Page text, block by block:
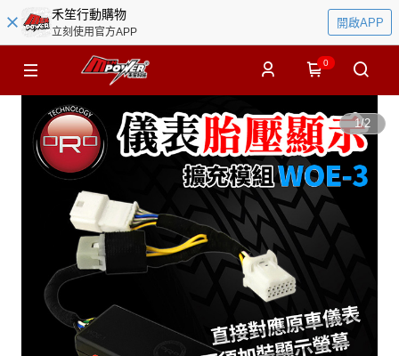
禾笙行動購物
立刻使用官方APP
開啟APP
0
1/2